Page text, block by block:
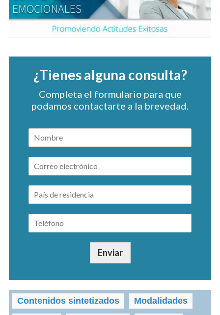
¿Tienes alguna consulta?
Completa el formulario para que
podamos contactarte a la brevedad.
Enviar
Contenidos sintetizados Modalidades